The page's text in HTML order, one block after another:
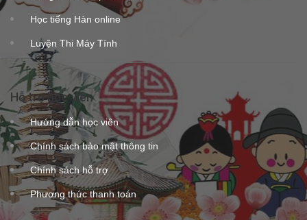
Học tiếng Hàn online
Luyện Thi Máy Tính
Hỗ trợ học viên
Hướng dẫn học viên
Chính sách bảo mật thông tin
Chính sách hỗ trợ
Phương thức thanh toán